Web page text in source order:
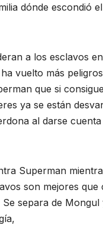
dónde escondió
a los esclavos
vuelto más
que si
ya se están
al darse
Superman
son mejores
separa de